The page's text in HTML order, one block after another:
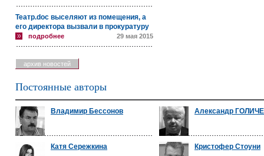
Театр.doc выселяют из помещения, а
его директора вызвали в прокуратуру
подробнее 29 мая 2015
архив новостей
Постоянные авторы
Владимир Бессонов Александр
Катя Сережкина Кристофер Стоуни